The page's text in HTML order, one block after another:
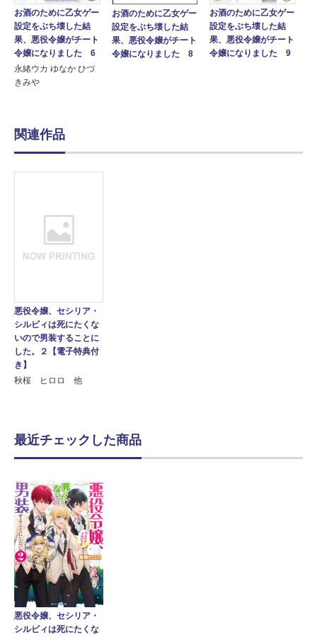
お酒のために乙女ゲー
設定をぶち壊した結
果、悪役令嬢がチート
令嬢になりました 6
永緒ウカ ゆなか ひづ
きみや
お酒のために乙女ゲー
設定をぶち壊した結
果、悪役令嬢がチート
令嬢になりました 8
お酒のために乙女ゲー
設定をぶち壊した結
果、悪役令嬢がチート
令嬢になりました 9
関連作品
悪役令嬢、セシリア・
シルビィは死にたくな
いので男装することに
した。２【電子特典付
き】
秋桜 ヒロロ 他
最近チェックした商品
悪役令嬢、セシリア・
シルビィは死にたくな